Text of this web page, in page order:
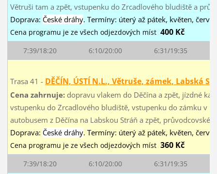
Větruši tam a zpět, vstupenku do Zrcadlového bludiště a
Doprava: České dráhy. Termíny: úterý až pátek, květen,
Cena programu je ze všech odjezdových míst 400 Kč
7:39/18:20 6:10/20:00 6:31/19:35
Trasa 41 - DĚČÍN, ÚSTÍ N.L., Větruše, zámek, Labská
Cena zahrnuje:dopravu vlakem do Děčína a zpět, jízdné
vstupenku do Zrcadlového bludiště, vstupenku do zámku v
autobusem z Děčína na Labskou Stráň a zpět, průvodcovské
Doprava: České dráhy. Termíny: úterý až pátek, květen,
Cena programu je ze všech odjezdových míst 360 Kč
7:39/18:20 6:10/20:00 6:31/19:35